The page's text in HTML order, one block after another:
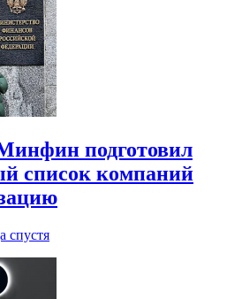
подготовил
список компаний
спустя